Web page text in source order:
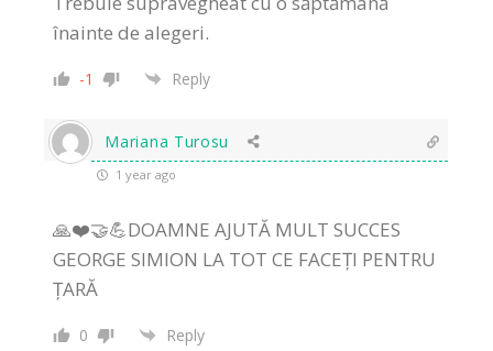
înainte de alegeri.
-1 Reply
Mariana Turosu
1 year ago
🙏❤️🤝💪DOAMNE AJUTĂ MULT SUCCES
GEORGE SIMION LA TOT CE FACEȚI PENTRU
ȚARĂ
0 Reply